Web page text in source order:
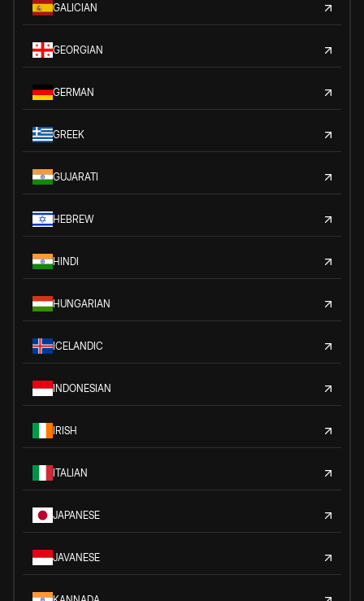
GALICIAN
GEORGIAN
GERMAN
GREEK
GUJARATI
HEBREW
HINDI
HUNGARIAN
ICELANDIC
INDONESIAN
IRISH
ITALIAN
JAPANESE
JAVANESE